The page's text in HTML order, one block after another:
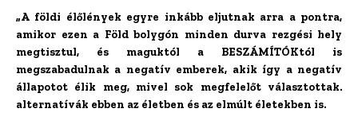
„A földi élőlények egyre inkább eljutnak arra a pontra,
amikor ezen a Föld bolygón minden durva rezgési hely
megtisztul, és maguktól a BESZÁMÍTÓKtól is
megszabadulnak a negatív emberek, akik így a negatív
állapotot élik meg, mivel sok megfelelőt választottak.
alternatívák ebben az életben és az elmúlt életekben is.